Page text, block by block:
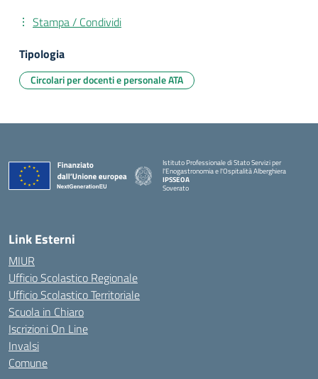
Stampa / Condividi
Tipologia
Circolari per docenti e personale ATA
Istituto Professionale di Stato Servizi per
l'Enogastronomia e l'Ospitalità Alberghiera
IPSSEOA
Soverato
Link Esterni
MIUR
Ufficio Scolastico Regionale
Ufficio Scolastico Territoriale
Scuola in Chiaro
Iscrizioni On Line
Invalsi
Comune